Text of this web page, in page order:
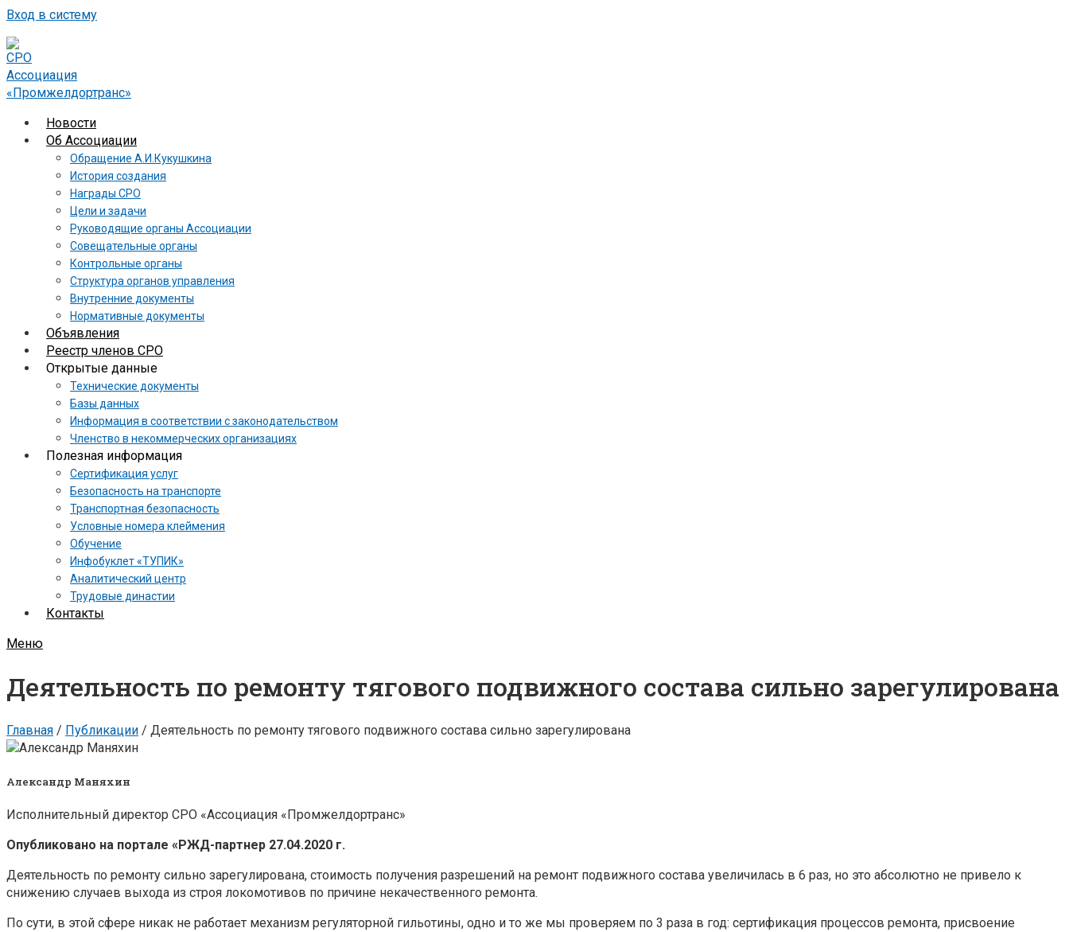
Вход в систему
Новости
Об Ассоциации
Обращение А.И.Кукушкина
История создания
Награды СРО
Цели и задачи
Руководящие органы Ассоциации
Совещательные органы
Контрольные органы
Структура органов управления
Внутренние документы
Нормативные документы
Объявления
Реестр членов СРО
Открытые данные
Технические документы
Базы данных
Информация в соответствии с законодательством
Членство в некоммерческих организациях
Полезная информация
Сертификация услуг
Безопасность на транспорте
Транспортная безопасность
Условные номера клеймения
Обучение
Инфобуклет «ТУПИК»
Аналитический центр
Трудовые династии
Контакты
Меню
Деятельность по ремонту тягового подвижного состава сильно зарегулирована
Главная / Публикации / Деятельность по ремонту тягового подвижного состава сильно зарегулирована
Александр Маняхин
Исполнительный директор СРО «Ассоциация «Промжелдортранс»
Опубликовано на портале «РЖД-партнер 27.04.2020 г.
Деятельность по ремонту сильно зарегулирована, стоимость получения разрешений на ремонт подвижного состава увеличилась в 6 раз, но это абсолютно не привело к
снижению случаев выхода из строя локомотивов по причине некачественного ремонта.
По сути, в этой сфере никак не работает механизм регуляторной гильотины, одно и то же мы проверяем по 3 раза в год: сертификация процессов ремонта, присвоение